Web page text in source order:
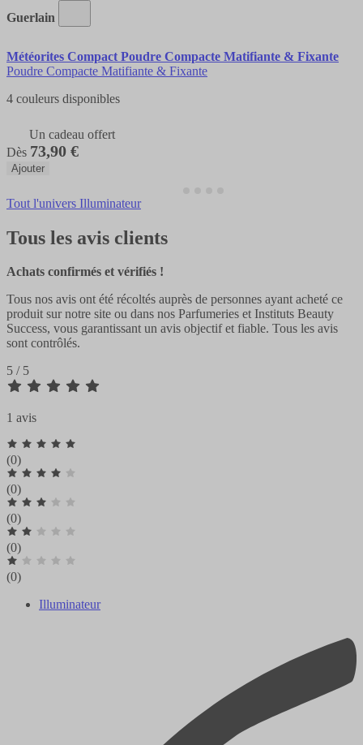
Guerlain
Météorites Compact Poudre Compacte Matifiante & Fixante
Poudre Compacte Matifiante & Fixante
4 couleurs disponibles
Un cadeau offert
Dès 73,90 €
Ajouter
Tout l'univers Illuminateur
Tous les avis clients
Achats confirmés et vérifiés !
Tous nos avis ont été récoltés auprès de personnes ayant acheté ce
produit sur notre site ou dans nos Parfumeries et Instituts Beauty
Success, vous garantissant un avis objectif et fiable. Tous les avis
sont contrôlés.
5 / 5
1 avis
(0)
(0)
(0)
(0)
(0)
Illuminateur